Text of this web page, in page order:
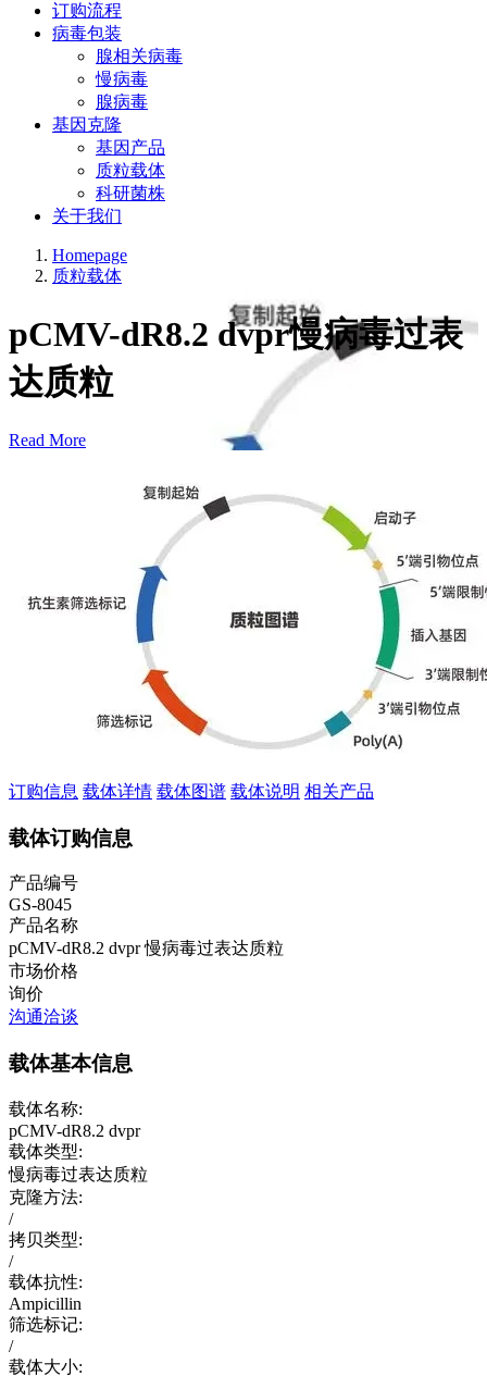
订购流程
病毒包装
腺相关病毒
慢病毒
腺病毒
基因克隆
基因产品
质粒载体
科研菌株
关于我们
Homepage
质粒载体
pCMV-dR8.2 dvpr慢病毒过表
达质粒
Read More
订购信息 载体详情 载体图谱 载体说明 相关产品
载体订购信息
产品编号
GS-8045
产品名称
pCMV-dR8.2 dvpr 慢病毒过表达质粒
市场价格
询价
沟通洽谈
载体基本信息
载体名称:
pCMV-dR8.2 dvpr
载体类型:
慢病毒过表达质粒
克隆方法:
/
拷贝类型:
/
载体抗性:
Ampicillin
筛选标记:
/
载体大小: